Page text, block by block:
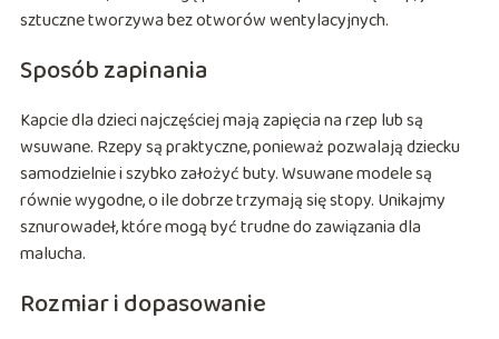
sztuczne tworzywa bez otworów wentylacyjnych.
Sposób zapinania
Kapcie dla dzieci najczęściej mają zapięcia na rzep lub są
wsuwane. Rzepy są praktyczne, ponieważ pozwalają dziecku
samodzielnie i szybko założyć buty. Wsuwane modele są
równie wygodne, o ile dobrze trzymają się stopy. Unikajmy
sznurowadeł, które mogą być trudne do zawiązania dla
malucha.
Rozmiar i dopasowanie